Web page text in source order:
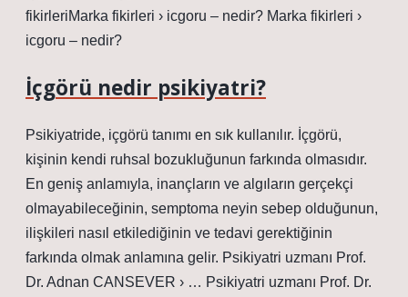
fikirleriMarka fikirleri › icgoru – nedir? Marka fikirleri ›
icgoru – nedir?
İçgörü nedir psikiyatri?
Psikiyatride, içgörü tanımı en sık kullanılır. İçgörü,
kişinin kendi ruhsal bozukluğunun farkında olmasıdır.
En geniş anlamıyla, inançların ve algıların gerçekçi
olmayabileceğinin, semptoma neyin sebep olduğunun,
ilişkileri nasıl etkilediğinin ve tedavi gerektiğinin
farkında olmak anlamına gelir. Psikiyatri uzmanı Prof.
Dr. Adnan CANSEVER › … Psikiyatri uzmanı Prof. Dr.